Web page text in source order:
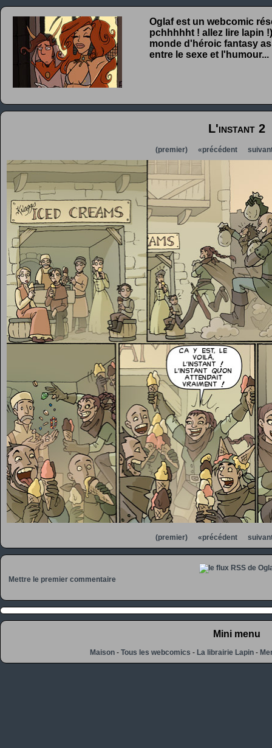
Oglaf est un webcomic
pchhhhht ! allez lire lapin
monde d'héroic fantasy
entre le sexe et l'humour...
L'instant 2
(premier) «précédent
(premier) «précédent
Mettre le premier commentaire
Mini menu
Maison -Tous les webcomics -La librairie Lapin -